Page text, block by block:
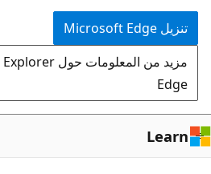
تنزيل Microsoft Edge
Edge
Learn